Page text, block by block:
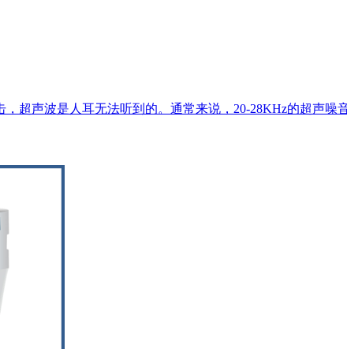
超声波是人耳无法听到的。通常来说，20-28KHz的超声噪